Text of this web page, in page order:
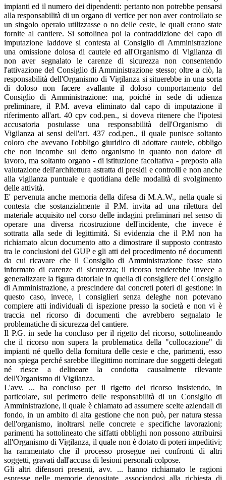
impianti ed il numero dei dipendenti: pertanto non potrebbe pensarsi
alla responsabilità di un organo di vertice per non aver controllato se
un singolo operaio utilizzasse o no delle ceste, le quali erano state
fornite al cantiere. Si sottolinea poi la contraddizione del capo di
imputazione laddove si contesta al Consiglio di Amministrazione
una omissione dolosa di cautele ed all'Organismo di Vigilanza di
non aver segnalato le carenze di sicurezza non consentendo
l'attivazione del Consiglio di Amministrazione stesso; oltre a ciò, la
responsabilità dell'Organismo di Vigilanza si situerebbe in una sorta
di doloso non facere avallante il doloso comportamento del
Consiglio di Amministrazione: ma, poiché in sede di udienza
preliminare, il P.M. aveva eliminato dal capo di imputazione il
riferimento all'art. 40 cpv cod.pen., si doveva ritenere che l'ipotesi
accusatoria postulasse una responsabilità dell'Organismo di
Vigilanza ai sensi dell'art. 437 cod.pen., il quale punisce soltanto
coloro che avevano l'obbligo giuridico di adottare cautele, obbligo
che non incombe sul detto organismo in quanto non datore di
lavoro, ma soltanto organo - di istituzione facoltativa - preposto alla
valutazione dell'architettura astratta di presidi e controlli e non anche
alla vigilanza puntuale e quotidiana delle modalità di svolgimento
delle attività.
E' pervenuta anche memoria della difesa di M.A.W., nella quale si
contesta che sostanzialmente il P.M. invita ad una rilettura del
materiale acquisito nel corso delle indagini preliminari nel senso di
operare una diversa ricostruzione dell'incidente, che invece è
sottratta alla sede di legittimità. Si evidenzia che il P.M non ha
richiamato alcun documento atto a dimostrare il supposto contrasto
tra le conclusioni del GUP e gli atti del procedimento né documenti
da cui ricavare che il Consiglio di Amministrazione fosse stato
informato di carenze di sicurezza; il ricorso tenderebbe invece a
generalizzare la figura datoriale in quella di consigliere del Consiglio
di Amministrazione, a prescindere dai concreti poteri di gestione: in
questo caso, invece, i consiglieri senza deleghe non potevano
compiere atti individuali di ispezione presso la società e non vi è
traccia nel ricorso di documenti che avrebbero segnalato le
problematiche di sicurezza del cantiere.
Il P.G. in sede ha concluso per il rigetto del ricorso, sottolineando
che il ricorso non supera la problematica della "collocazione" di
impianti né quello della fornitura delle ceste e che, parimenti, esso
non spiega perché sarebbe illegittimo nominare due soggetti delegati
né riesce a delineare la condotta causalmente rilevante
dell'Organismo di Vigilanza.
L'avv. ... ha concluso per il rigetto del ricorso insistendo, in
particolare, sul perimetro delle responsabilità di un Consiglio di
Amministrazione, il quale è chiamato ad assumere scelte aziendali di
fondo, in un ambito di alta gestione che non può, per natura stessa
dell'organismo, inoltrarsi nelle concrete e specifiche lavorazioni;
parimenti ha sottolineato che siffatti obblighi non possono attribuirsi
all'Organismo di Vigilanza, il quale non è dotato di poteri impeditivi;
ha rammentato che il processo prosegue nei confronti di altri
soggetti, gravati dall'accusa di lesioni personali colpose.
Gli altri difensori presenti, avv. ... hanno richiamato le ragioni
espresse nelle memorie depositate, associandosi alla richiesta di